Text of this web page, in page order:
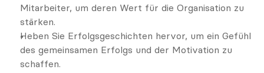
Mitarbeiter, um deren Wert für die Organisation zu
stärken.
Heben Sie Erfolgsgeschichten hervor, um ein Gefühl
des gemeinsamen Erfolgs und der Motivation zu
schaffen.